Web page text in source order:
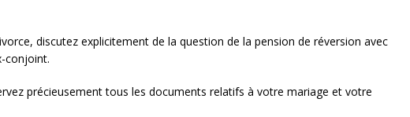
discutez explicitement de la question de la pension de réversion avec
conjoint.
précieusement tous les documents relatifs à votre mariage et votre